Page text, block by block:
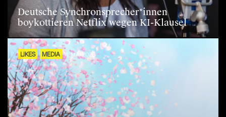
Deutsche Synchronsprecher*innen
boykottieren Netflix wegen KI-Klausel
LIKES MEDIA 11. MAI 2026